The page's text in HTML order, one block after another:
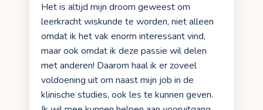
Het is altijd mijn droom geweest om
leerkracht wiskunde te worden, niet alleen
omdat ik het vak enorm interessant vind,
maar ook omdat ik deze passie wil delen
met anderen! Daarom haal ik er zoveel
voldoening uit om naast mijn job in de
klinische studies, ook les te kunnen geven.